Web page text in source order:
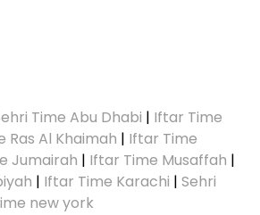
Time Abu Dhabi | Iftar Time
Ras Al Khaimah | Iftar Time
Jumairah | Iftar Time Musaffah |
| Iftar Time Karachi | Sehri
new york